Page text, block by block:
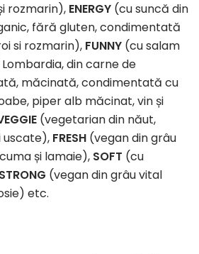
rozmarin), ENERGY (cu suncă din
fără gluten, condimentată
si rozmarin), FUNNY (cu salam
din carne de
măcinată, condimentată cu
piper alb măcinat, vin și
(vegetarian din năut,
uscate), FRESH (vegan din grâu
și lamaie), SOFT (cu
STRONG (vegan din grâu vital
etc.